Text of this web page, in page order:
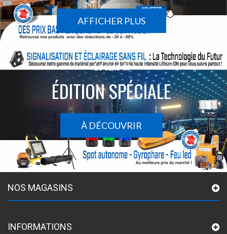
AFFICHER PLUS
Le sans-fil
ÉDITION SPÉCIALE
À DÉCOUVRIR
NOS MAGASINS
INFORMATIONS